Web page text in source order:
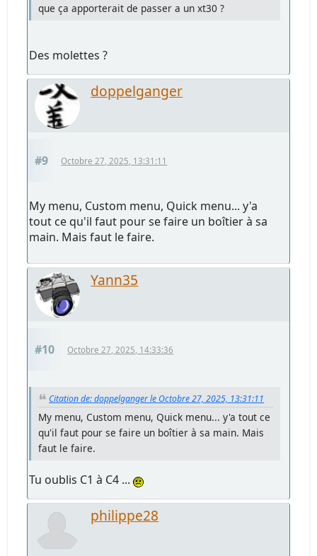
que ça apporterait de passer a un xt30 ?
Des molettes ?
doppelganger
#9 Octobre 27, 2025, 13:31:11
My menu, Custom menu, Quick menu... y'a
tout ce qu'il faut pour se faire un boîtier à sa
main. Mais faut le faire.
Yann35
#10 Octobre 27, 2025, 14:33:36
Citation de: doppelganger le Octobre 27, 2025, 13:31:11
My menu, Custom menu, Quick menu... y'a tout ce
qu'il faut pour se faire un boîtier à sa main. Mais
faut le faire.
Tu oublis C1 à C4 ...
philippe28